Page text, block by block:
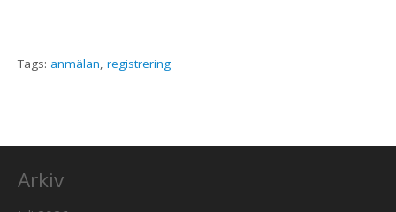
Tags: anmälan,registrering
Arkiv